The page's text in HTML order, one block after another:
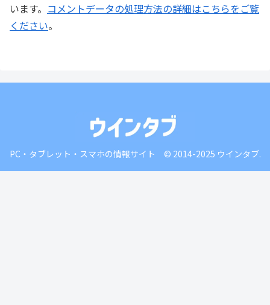
います。 コメントデータの処理方法の詳細はこちらをご覧
ください。
PC・タブレット・スマホの情報サイト © 2014-2025 ウインタブ.